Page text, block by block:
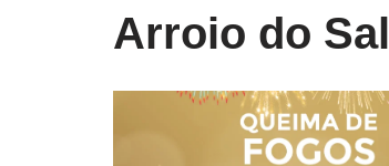
Arroio do Sal